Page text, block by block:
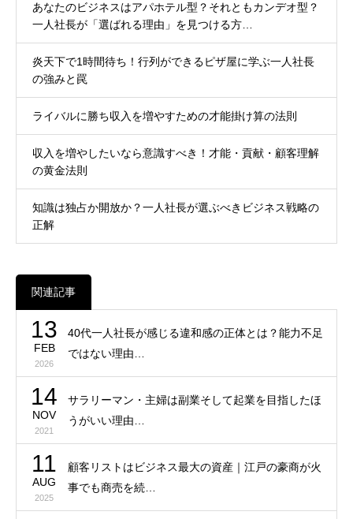
あなたのビジネスはアパホテル型？それともカンデオ型？
一人社長が「選ばれる理由」を見つける方…
炎天下で1時間待ち！行列ができるピザ屋に学ぶ一人社長
の強みと罠
ライバルに勝ち収入を増やすための才能掛け算の法則
収入を増やしたいなら意識すべき！才能・貢献・顧客理解
の黄金法則
知識は独占か開放か？一人社長が選ぶべきビジネス戦略の
正解
関連記事
13
FEB
2026
40代一人社長が感じる違和感の正体とは？能力不足
ではない理由…
14
NOV
2021
サラリーマン・主婦は副業そして起業を目指したほ
うがいい理由…
11
AUG
2025
顧客リストはビジネス最大の資産｜江戸の豪商が火
事でも商売を続…